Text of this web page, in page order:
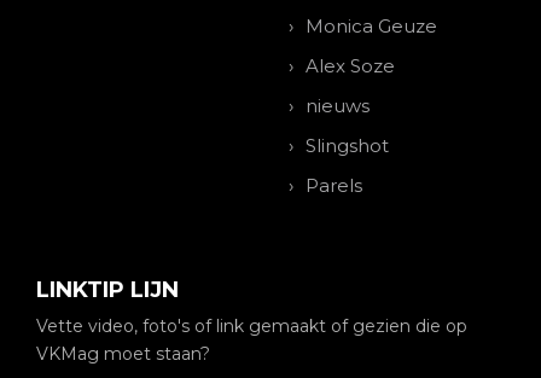
Monica Geuze
Alex Soze
nieuws
Slingshot
Parels
LINKTIP LIJN
Vette video, foto's of link gemaakt of gezien die op
VKMag moet staan?